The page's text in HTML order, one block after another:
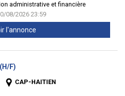
administrative et financière
08/2026 23:59
l'annonce
F)
CAP-HAITIEN